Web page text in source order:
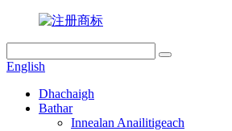
English
Dhachaigh
Bathar
Innealan Anailitigeach